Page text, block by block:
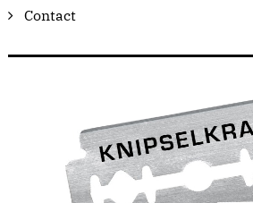
Contact